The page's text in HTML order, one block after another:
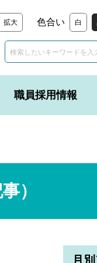
拡大 色合い 白
職員採用情報
）
月